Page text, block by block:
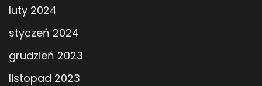
luty 2024
styczeń 2024
grudzień 2023
listopad 2023